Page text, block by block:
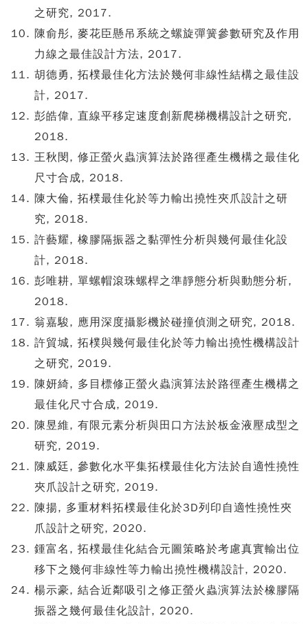
之研究, 2017.
陳俞彤, 麥花臣懸吊系統之螺旋彈簧參數研究及作用
力線之最佳設計方法, 2017.
胡德勇, 拓樸最佳化方法於幾何非線性結構之最佳設
計, 2017.
彭皓偉, 直線平移定速度創新爬梯機構設計之研究,
2018.
王秋閔, 修正螢火蟲演算法於路徑產生機構之最佳化
尺寸合成, 2018.
陳大倫, 拓樸最佳化於等力輸出撓性夾爪設計之研
究, 2018.
許藝耀, 橡膠隔振器之黏彈性分析與幾何最佳化設
計, 2018.
彭唯耕, 單螺帽滾珠螺桿之準靜態分析與動態分析,
2018.
翁嘉駿, 應用深度攝影機於碰撞偵測之研究, 2018.
許貿城, 拓樸與幾何最佳化於等力輸出撓性機構設計
之研究, 2019.
陳妍綺, 多目標修正螢火蟲演算法於路徑產生機構之
最佳化尺寸合成, 2019.
陳昱維, 有限元素分析與田口方法於板金液壓成型之
研究, 2019.
陳威廷, 參數化水平集拓樸最佳化方法於自適性撓性
夾爪設計之研究, 2019.
陳揚, 多重材料拓樸最佳化於3D列印自適性撓性夾
爪設計之研究, 2020.
鍾富名, 拓樸最佳化結合元圖策略於考慮真實輸出位
移下之幾何非線性等力輸出撓性機構設計, 2020.
楊示豪, 結合近鄰吸引之修正螢火蟲演算法於橡膠隔
振器之幾何最佳化設計, 2020.